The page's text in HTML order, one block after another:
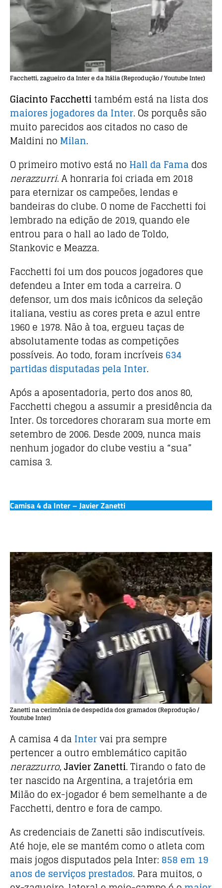
Facchetti, zagueiro da Inter e da Itália (Reprodução / Youtube Inter)
Giacinto Facchettitambém está na lista dos
maiores jogadores da Inter. Os porquês são
muito parecidos aos citados no caso de
Maldini no Milan.
O primeiro motivo está no Hall da Fama dos
nerazzurri. A honraria foi criada em 2018
para eternizar os campeões, lendas e
bandeiras do clube. O nome de Facchetti foi
lembrado na edição de 2019, quando ele
entrou para o hall ao lado de Toldo,
Stankovic e Meazza.
Facchetti foi um dos poucos jogadores que
defendeu a Inter em toda a carreira. O
defensor, um dos mais icônicos da seleção
italiana, vestiu as cores preta e azul entre
1960 e 1978. Não à toa, ergueu taças de
absolutamente todas as competições
possíveis. Ao todo, foram incríveis 634
partidas disputadas pela Inter.
Após a aposentadoria, perto dos anos 80,
Facchetti chegou a assumir a presidência da
Inter. Os torcedores choraram sua morte em
setembro de 2006. Desde 2009, nunca mais
nenhum jogador do clube vestiu a “sua”
camisa 3.
Camisa 4 da Inter – Javier Zanetti
Zanetti na cerimônia de despedida dos gramados (Reprodução /
Youtube Inter)
A camisa 4 da Intervai pra sempre
pertencer a outro emblemático capitão
nerazzurro,Javier Zanetti. Tirando o fato de
ter nascido na Argentina, a trajetória em
Milão do ex-jogador é bem semelhante a de
Facchetti, dentro e fora de campo.
As credenciais de Zanetti são indiscutíveis.
Até hoje, ele se mantém como o atleta com
mais jogos disputados pela Inter: 858 em 19
anos de serviços prestados. Para muitos, o